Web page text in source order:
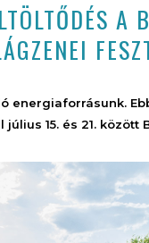
A
energiaforrásunk.
15. és 21. között